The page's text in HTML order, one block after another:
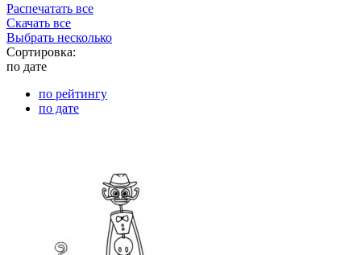
Распечатать все
Скачать все
Выбрать несколько
Сортировка:
по дате
по рейтингу
по дате